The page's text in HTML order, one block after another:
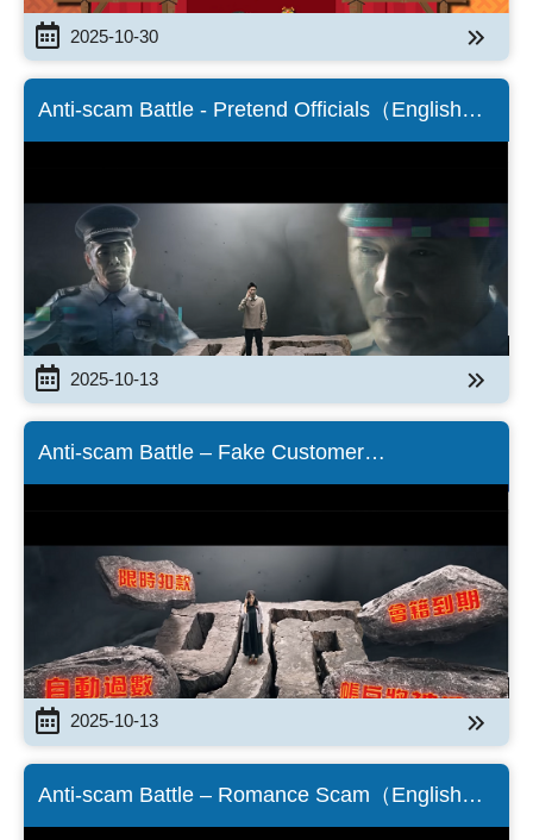
2025-10-30
Anti-scam Battle - Pretend Officials（English
Version）
2025-10-13
Anti-scam Battle – Fake Customer
Service（English Version）
2025-10-13
Anti-scam Battle – Romance Scam（English
Version）